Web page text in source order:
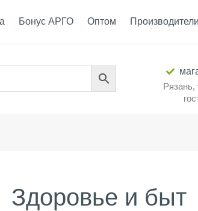
Бонус АРГО Оптом Производители
Рязань,
Здоровье и быт